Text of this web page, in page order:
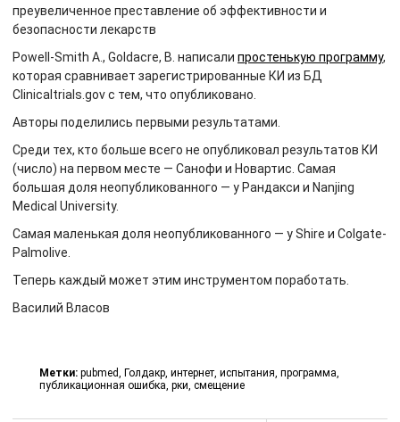
преувеличенное преставление об эффективности и
безопасности лекарств
Powell-Smith A., Goldacre, B. написали простенькую программу,
которая сравнивает зарегистрированные КИ из БД
Clinicaltrials.gov с тем, что опубликовано.
Авторы поделились первыми результатами.
Среди тех, кто больше всего не опубликовал результатов КИ
(число) на первом месте — Санофи и Новартис. Самая
большая доля неопубликованного — у Рандакси и Nanjing
Medical University.
Самая маленькая доля неопубликованного — у Shire и Colgate-
Palmolive.
Теперь каждый может этим инструментом поработать.
Василий Власов
Метки: pubmed, Голдакр, интернет, испытания, программа,
публикационная ошибка, рки, смещение